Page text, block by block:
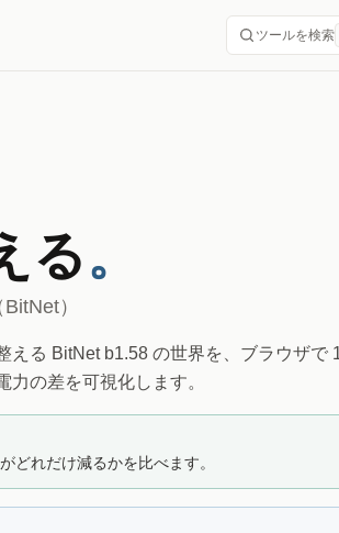
ツールを検索
る。
）
える BitNet b1.58 の世界を、ブラウザで
の差を可視化します。
どれだけ減るかを比べます。